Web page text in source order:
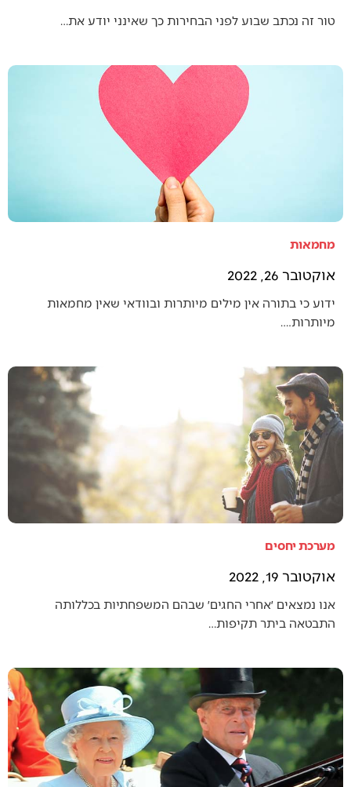
טור זה נכתב שבוע לפני הבחירות כך שאינני יודע את…
מחמאות
אוקטובר 26, 2022
ידוע כי בתורה אין מילים מיותרות ובוודאי שאין מחמאות
מיותרות.…
מערכת יחסים
אוקטובר 19, 2022
אנו נמצאים ׳אחרי החגים׳ שבהם המשפחתיות בכללותה
התבטאה ביתר תקיפות…